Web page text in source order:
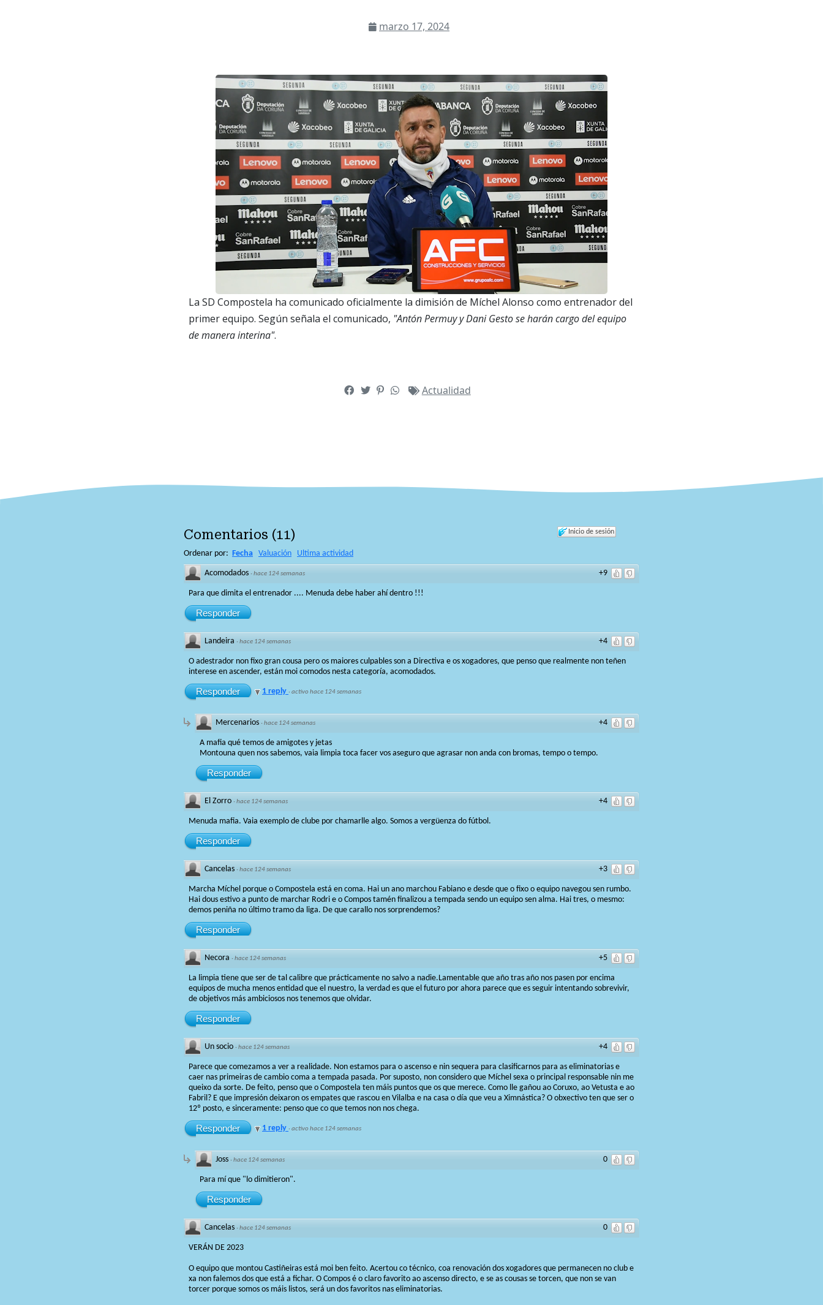
marzo 17, 2024
La SD Compostela ha comunicado oficialmente la dimisión de Míchel Alonso como entrenador del
primer equipo. Según señala el comunicado, "Antón Permuy y Dani Gesto se harán cargo del equipo
de manera interina".
Actualidad
Inicio de sesión
Comentarios (11)
Ordenar por: Fecha Valuación Ultima actividad
+9
Acomodados ·hace 124 semanas
Para que dimita el entrenador .... Menuda debe haber ahí dentro !!!
Responder
+4
Landeira ·hace 124 semanas
O adestrador non fixo gran cousa pero os maiores culpables son a Directiva e os xogadores, que penso que realmente non teñen
interese en ascender, están moi comodos nesta categoría, acomodados.
Responder 1 reply ·activo hace 124 semanas
+4
Mercenarios ·hace 124 semanas
A mafia qué temos de amigotes y jetas
Montouna quen nos sabemos, vaia limpia toca facer vos aseguro que agrasar non anda con bromas, tempo o tempo.
Responder
+4
El Zorro ·hace 124 semanas
Menuda mafia. Vaia exemplo de clube por chamarlle algo. Somos a vergüenza do fútbol.
Responder
+3
Cancelas ·hace 124 semanas
Marcha Míchel porque o Compostela está en coma. Hai un ano marchou Fabiano e desde que o fixo o equipo navegou sen rumbo.
Hai dous estivo a punto de marchar Rodri e o Compos tamén finalizou a tempada sendo un equipo sen alma. Hai tres, o mesmo:
demos peniña no último tramo da liga. De que carallo nos sorprendemos?
Responder
+5
Necora ·hace 124 semanas
La limpia tiene que ser de tal calibre que prácticamente no salvo a nadie.Lamentable que año tras año nos pasen por encima
equipos de mucha menos entidad que el nuestro, la verdad es que el futuro por ahora parece que es seguir intentando sobrevivir,
de objetivos más ambiciosos nos tenemos que olvidar.
Responder
+4
Un socio ·hace 124 semanas
Parece que comezamos a ver a realidade. Non estamos para o ascenso e nin sequera para clasificarnos para as eliminatorias e
caer nas primeiras de cambio coma a tempada pasada. Por suposto, non considero que Míchel sexa o principal responsable nin me
queixo da sorte. De feito, penso que o Compostela ten máis puntos que os que merece. Como lle gañou ao Coruxo, ao Vetusta e ao
Fabril? E que impresión deixaron os empates que rascou en Vilalba e na casa o día que veu a Ximnástica? O obxectivo ten que ser o
12º posto, e sinceramente: penso que co que temos non nos chega.
Responder 1 reply ·activo hace 124 semanas
0
Joss ·hace 124 semanas
Para mí que "lo dimitieron".
Responder
0
Cancelas ·hace 124 semanas
VERÁN DE 2023
O equipo que montou Castiñeiras está moi ben feito. Acertou co técnico, coa renovación dos xogadores que permanecen no club e
xa non falemos dos que está a fichar. O Compos é o claro favorito ao ascenso directo, e se as cousas se torcen, que non se van
torcer porque somos os máis listos, será un dos favoritos nas eliminatorias.